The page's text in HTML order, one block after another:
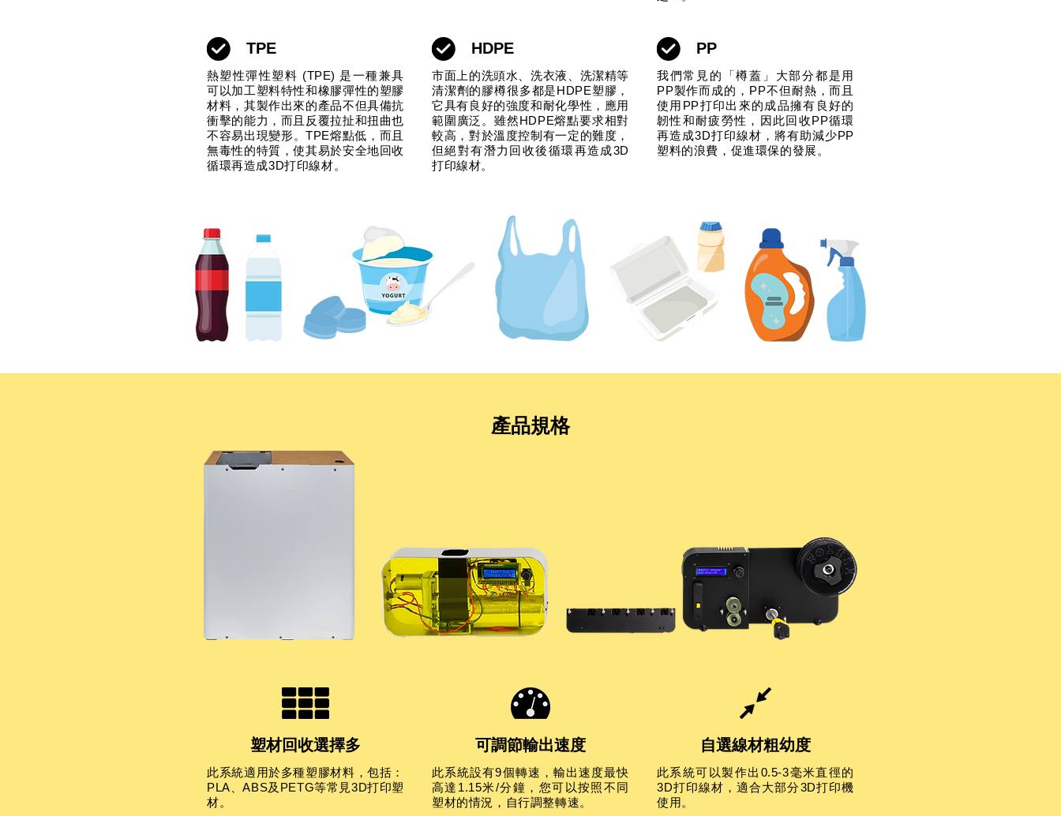
TPE
熱塑性彈性塑料 (TPE) 是一種兼具
可以加工塑料特性和橡膠彈性的塑膠
材料，其製作出來的產品不但具備抗
衝擊的能力，而且反覆拉扯和扭曲也
不容易出現變形。TPE熔點低，而且
無毒性的特質，使其易於安全地回收
循環再造成3D打印線材。
HDPE
市面上的洗頭水、洗衣液、洗潔精等
清潔劑的膠樽很多都是HDPE塑膠，
它具有良好的強度和耐化學性，應用
範圍廣泛。雖然HDPE熔點要求相對
較高，對於溫度控制有一定的難度，
但絕對有潛力回收後循環再造成3D
打印線材。
PP
我們常見的「樽蓋」大部分都是用
PP製作而成的，PP不但耐熱，而且
使用PP打印出來的成品擁有良好的
韌性和耐疲勞性，因此回收PP循環
再造成3D打印線材，將有助減少PP
塑料的浪費，促進環保的發展。
產品規格
塑材回收選擇多
此系統適用於多種塑膠材料，包括：
PLA、ABS及PETG等常見3D打印塑
材。
可調節輸出速度
此系統設有9個轉速，輸出速度最快
高達1.15米/分鐘，您可以按照不同
塑材的情況，自行調整轉速。
自選線材粗幼度
此系統可以製作出0.5-3毫米直徑的
3D打印線材，適合大部分3D打印機
使用。